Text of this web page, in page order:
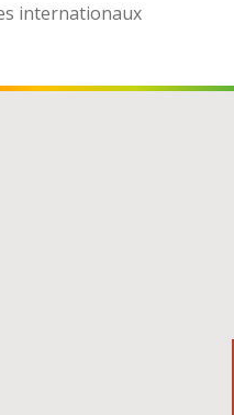
internationaux